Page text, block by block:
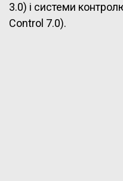
3.0) і системи
Control 7.0).